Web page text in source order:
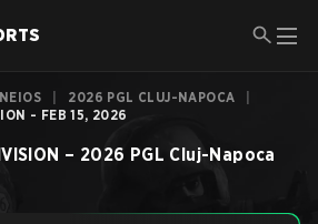
2026 PGL CLUJ-NAPOCA
- FEB 15, 2026
– 2026 PGL Cluj-Napoca